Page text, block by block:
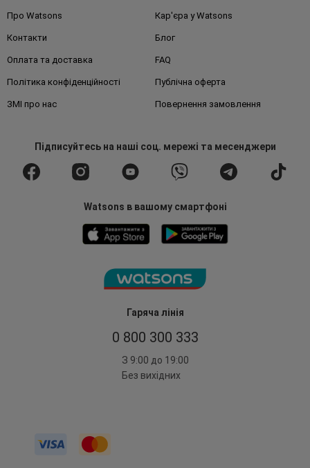
Гаряча лінія
0 800 300 333
З 9:00 до 19:00
Без вихідних
Про Watsons Кар'єра у Watsons
Контакти Блог
Оплата та доставка FAQ
Політика конфіденційності Публічна оферта
ЗМІ про нас Повернення замовлення
Підписуйтесьна наші соц. мережі та месенджери
Watsons в вашому смартфоні